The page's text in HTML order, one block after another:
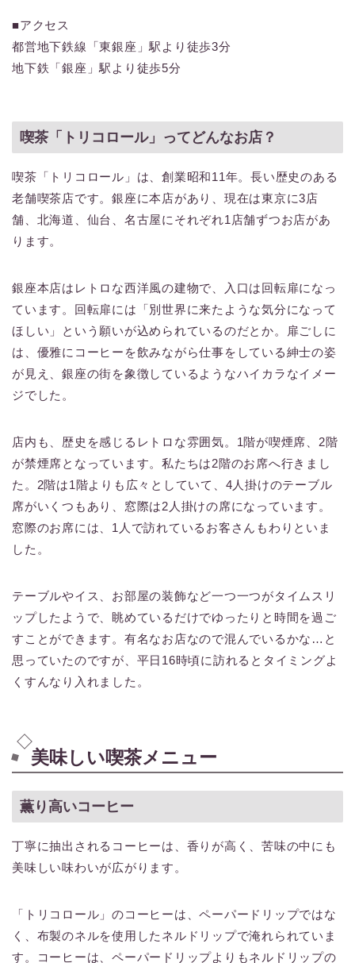
■アクセス
都営地下鉄線「東銀座」駅より徒歩3分
地下鉄「銀座」駅より徒歩5分
喫茶「トリコロール」ってどんなお店？
喫茶「トリコロール」は、創業昭和11年。長い歴史のある
老舗喫茶店です。銀座に本店があり、現在は東京に3店
舗、北海道、仙台、名古屋にそれぞれ1店舗ずつお店があ
ります。
銀座本店はレトロな西洋風の建物で、入口は回転扉になっ
ています。回転扉には「別世界に来たような気分になって
ほしい」という願いが込められているのだとか。扉ごしに
は、優雅にコーヒーを飲みながら仕事をしている紳士の姿
が見え、銀座の街を象徴しているようなハイカラなイメー
ジでした。
店内も、歴史を感じるレトロな雰囲気。1階が喫煙席、2階
が禁煙席となっています。私たちは2階のお席へ行きまし
た。2階は1階よりも広々としていて、4人掛けのテーブル
席がいくつもあり、窓際は2人掛けの席になっています。
窓際のお席には、1人で訪れているお客さんもわりといま
した。
テーブルやイス、お部屋の装飾など一つ一つがタイムスリ
ップしたようで、眺めているだけでゆったりと時間を過ご
すことができます。有名なお店なので混んでいるかな…と
思っていたのですが、平日16時頃に訪れるとタイミングよ
くすんなり入れました。
美味しい喫茶メニュー
薫り高いコーヒー
丁寧に抽出されるコーヒーは、香りが高く、苦味の中にも
美味しい味わいが広がります。
「トリコロール」のコーヒーは、ペーパードリップではな
く、布製のネルを使用したネルドリップで淹れられていま
す。コーヒーは、ペーパードリップよりもネルドリップの